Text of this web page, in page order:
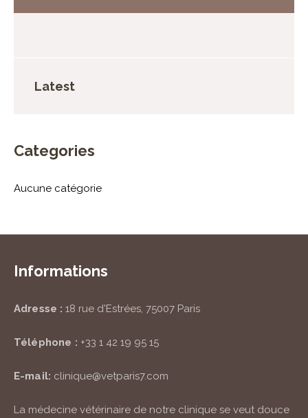
Latest
Categories
Aucune catégorie
Informations
Adresse : 18 rue d'Estrées, 75007 Paris
Téléphone : +33 1 42 19 95 15
E-mail: clinique@vetparis7.com
La médecine vétérinaire de notre clinique se veut douce